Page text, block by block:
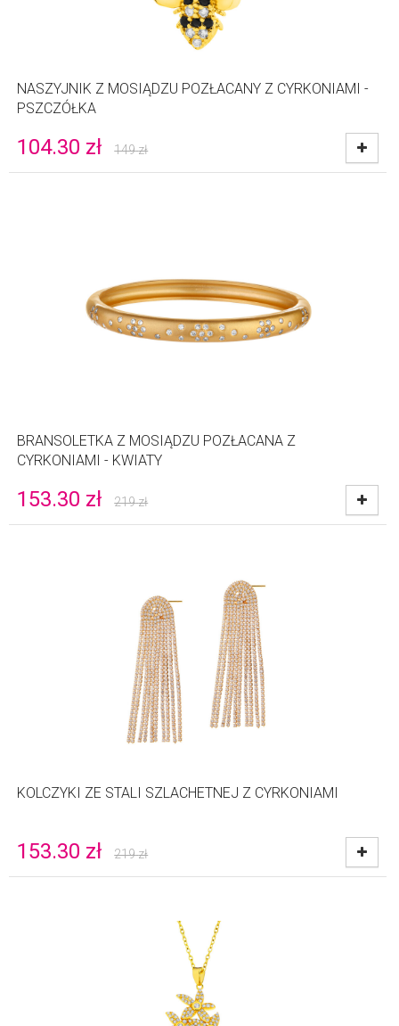
NASZYJNIK Z MOSIĄDZU POZŁACANY Z CYRKONIAMI -
PSZCZÓŁKA
104.30 zł 149zł
BRANSOLETKA Z MOSIĄDZU POZŁACANA Z
CYRKONIAMI - KWIATY
153.30 zł 219zł
KOLCZYKI ZE STALI SZLACHETNEJ Z CYRKONIAMI
153.30 zł 219zł